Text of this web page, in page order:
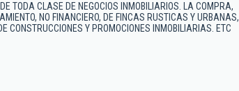
TODA CLASE DE NEGOCIOS INMOBILIARIOS. LA COMPRA,
NO FINANCIERO, DE FINCAS RUSTICAS Y URBANAS,
CONSTRUCCIONES Y PROMOCIONES INMOBILIARIAS. ETC